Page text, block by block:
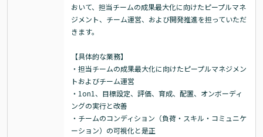
おいて、担当チームの成果最大化に向けたピープルマネ
ジメント、チーム運営、および開発推進を担っていただ
きます。
【具体的な業務】
・担当チームの成果最大化に向けたピープルマネジメン
トおよびチーム運営
・1on1、目標設定、評価、育成、配置、オンボーディ
ングの実行と改善
・チームのコンディション（負荷・スキル・コミュニケ
ーション）の可視化と是正